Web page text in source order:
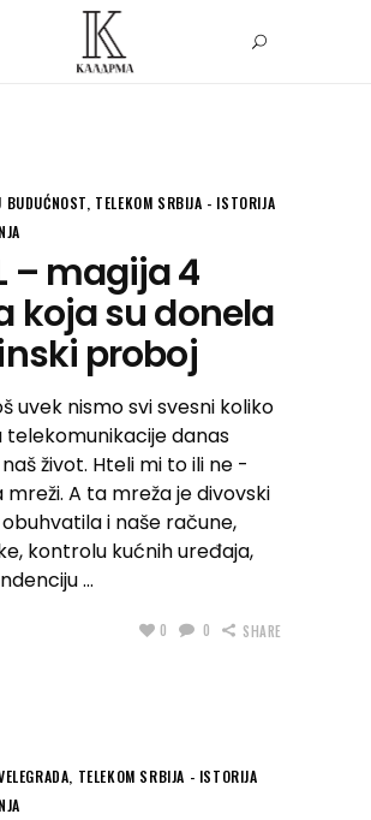
BUDUĆNOST, TELEKOM SRBIJA - ISTORIJA
– magija 4
koja su donela
proboj
uvek nismo svi svesni koliko
telekomunikacije danas
život. Hteli mi to ili ne -
mreži. A ta mreža je divovski
i naše račune,
kontrolu kućnih uređaja,
0 0 SHARE
, TELEKOM SRBIJA - ISTORIJA